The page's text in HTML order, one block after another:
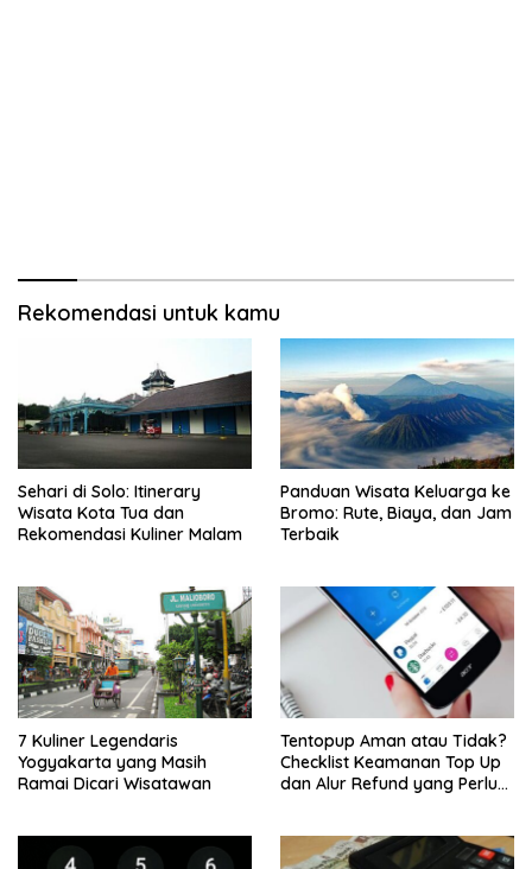
Rekomendasi untuk kamu
Sehari di Solo: Itinerary
Wisata Kota Tua dan
Rekomendasi Kuliner Malam
Panduan Wisata Keluarga ke
Bromo: Rute, Biaya, dan Jam
Terbaik
7 Kuliner Legendaris
Yogyakarta yang Masih
Ramai Dicari Wisatawan
Tentopup Aman atau Tidak?
Checklist Keamanan Top Up
dan Alur Refund yang Perlu